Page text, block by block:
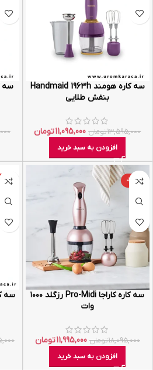
سه کاره هومند Handmaid 1963h
بنفش طلایی
13,595,000تومان 11,095,000تومان
افزودن به سبد خرید
-34%
سه کاره کاراجا Pro-Midi رزگلد ۱۰۰۰
وات
18,095,000تومان 11,995,000تومان
افزودن به سبد خرید